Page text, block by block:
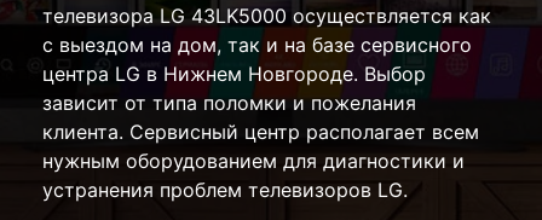
телевизора LG 43LK5000 осуществляется как
с выездом на дом, так и на базе сервисного
центра LG в Нижнем Новгороде. Выбор
зависит от типа поломки и пожелания
клиента. Сервисный центр располагает всем
нужным оборудованием для диагностики и
устранения проблем телевизоров LG.